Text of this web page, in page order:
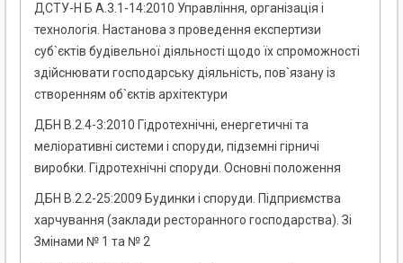
ДСТУ-Н Б А.3.1-14:2010 Управління, організація і
технологія. Настанова з проведення експертизи
суб`єктів будівельної діяльності щодо їх спроможності
здійснювати господарську діяльність, пов`язану із
створенням об`єктів архітектури
ДБН В.2.4-3:2010 Гідротехнічні, енергетичні та
меліоративні системи і споруди, підземні гірничі
виробки. Гідротехнічні споруди. Основні положення
ДБН В.2.2-25:2009 Будинки і споруди. Підприємства
харчування (заклади ресторанного господарства). Зі
Змінами № 1 та № 2